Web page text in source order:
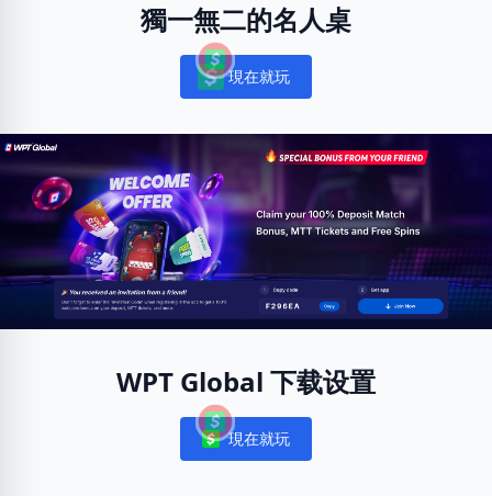
獨一無二的名人桌
Notifications
現在就玩
WPT Global 下载设置
Notifications
現在就玩